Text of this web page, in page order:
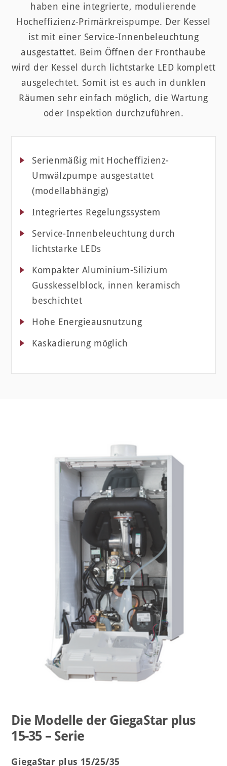
haben eine integrierte, modulierende
Hocheffizienz-Primärkreispumpe. Der Kessel
ist mit einer Service-Innenbeleuchtung
ausgestattet. Beim Öffnen der Fronthaube
wird der Kessel durch lichtstarke LED komplett
ausgelechtet. Somit ist es auch in dunklen
Räumen sehr einfach möglich, die Wartung
oder Inspektion durchzuführen.
Serienmäßig mit Hocheffizienz-
Umwälzpumpe ausgestattet
(modellabhängig)
Integriertes Regelungssystem
Service-Innenbeleuchtung durch
lichtstarke LEDs
Kompakter Aluminium-Silizium
Gusskesselblock, innen keramisch
beschichtet
Hohe Energieausnutzung
Kaskadierung möglich
Die Modelle der GiegaStar plus
15-35 – Serie
GiegaStar plus 15/25/35